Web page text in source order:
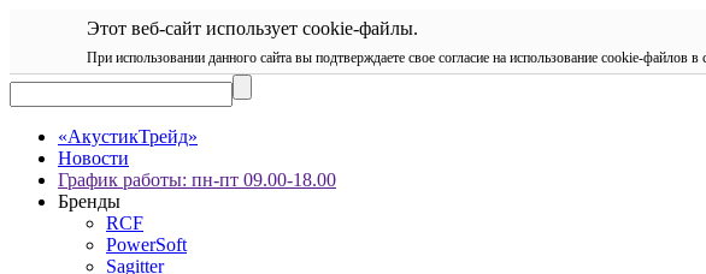
Этот веб-сайт использует cookie-файлы.
При использовании данного сайта вы подтверждаете свое согласие на использование cookie-файлов в
«АкустикТрейд»
Новости
График работы: пн-пт 09.00-18.00
Бренды
RCF
PowerSoft
Sagitter